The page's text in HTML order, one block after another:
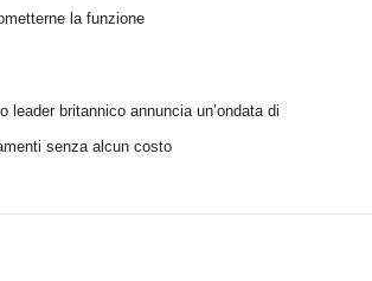
la funzione
leader britannico annuncia un’ondata di
senza alcun costo